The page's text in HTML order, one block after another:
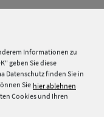
Informationen zu
geben Sie diese
Datenschutz finden Sie in
Sie hier ablehnen
Cookies und Ihren